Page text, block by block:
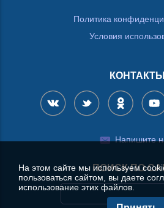
Политика
Условия
КОНТАКТЫ
Напишите
ПОИСК ПО
На этом сайте мы используем
пользоваться сайтом, вы даете
использование этих файлов.